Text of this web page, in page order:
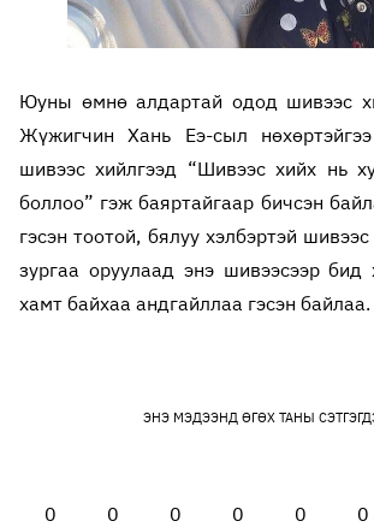
Юуны өмнө алдартай одод шивээс
Жүжигчин Хань Еэ-сыл
шивээс хийлгээд “Шивээс хийх нь
боллоо” гэж баяртайгаар бичсэн
гэсэн тоотой, бялуу хэлбэртэй
зургаа оруулаад энэ шивээсээр
хамт байхаа андгайллаа гэсэн байлаа.
ЭНЭ МЭДЭЭНД ӨГӨХ ТАНЫ
0 0 0 0 0 0